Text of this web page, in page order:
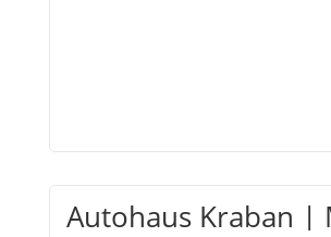
Autohaus Kraban |